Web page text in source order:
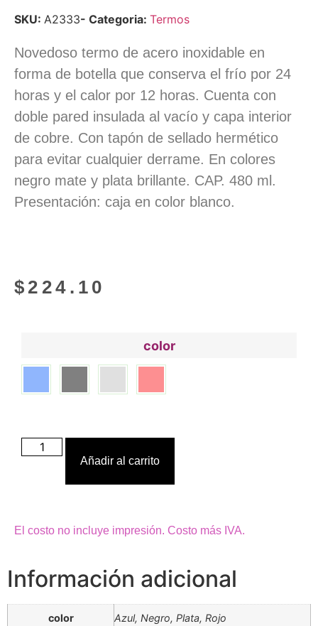
SKU: A2333- Categoria: Termos
Novedoso termo de acero inoxidable en
forma de botella que conserva el frío por 24
horas y el calor por 12 horas. Cuenta con
doble pared insulada al vacío y capa interior
de cobre. Con tapón de sellado hermético
para evitar cualquier derrame. En colores
negro mate y plata brillante. CAP. 480 ml.
Presentación: caja en color blanco.
$ 224.10
color
Añadir al carrito
El costo no incluye impresión. Costo más IVA.
Información adicional
color Azul, Negro, Plata, Rojo